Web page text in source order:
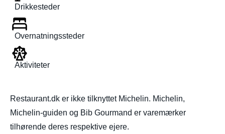
Drikkesteder
Overnatningssteder
Aktiviteter
Restaurant.dk er ikke tilknyttet Michelin. Michelin,
Michelin-guiden og Bib Gourmand er varemærker
tilhørende deres respektive ejere.